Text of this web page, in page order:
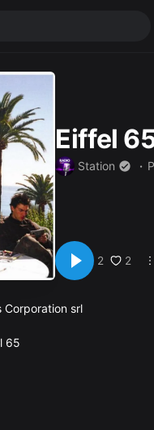
Eiffel
Station
2 2
Corporation srl
65